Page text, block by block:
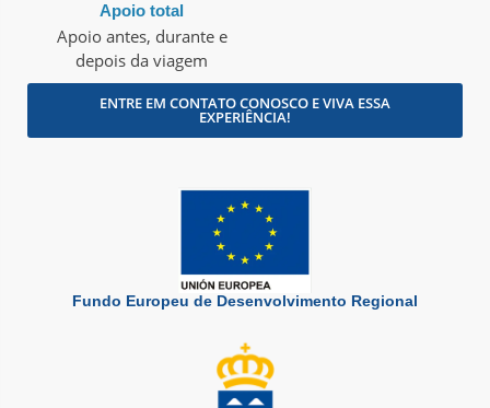
Apoio total
Apoio antes, durante e
depois da viagem
ENTRE EM CONTATO CONOSCO E VIVA ESSA
EXPERIÊNCIA!
Fundo Europeu de Desenvolvimento Regional